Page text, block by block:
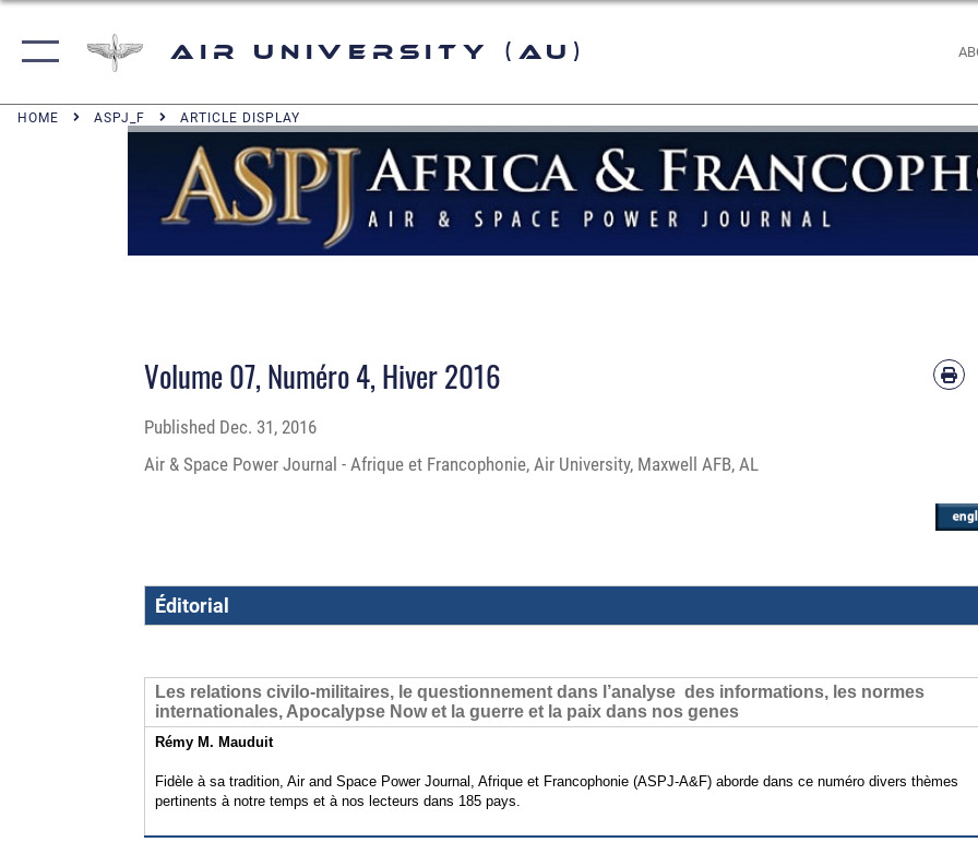
Air University (AU)
HOME ASPJ_F ARTICLE DISPLAY
Volume 07, Numéro 4, Hiver 2016
Published Dec. 31, 2016
Air & Space Power Journal - Afrique et Francophonie, Air University, Maxwell AFB, AL
Éditorial
Les relations civilo-militaires, le questionnement dans l’analyse des informations, les normes
internationales, Apocalypse Now et la guerre et la paix dans nos genes
Rémy M. Mauduit
Fidèle à sa tradition, Air and Space Power Journal, Afrique et Francophonie (ASPJ-A&F) aborde dans ce numéro divers thèmes
pertinents à notre temps et à nos lecteurs dans 185 pays.